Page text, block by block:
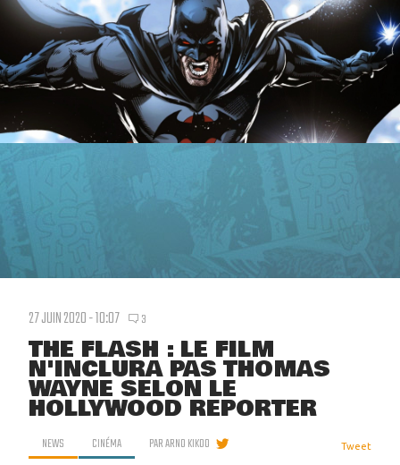
27 JUIN 2020 - 10:07 3
THE FLASH : LE FILM
N'INCLURA PAS THOMAS
WAYNE SELON LE
HOLLYWOOD REPORTER
NEWS CINÉMA PARARNO KIKOO Tweet